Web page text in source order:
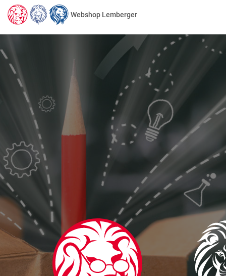
Webshop Lemberger